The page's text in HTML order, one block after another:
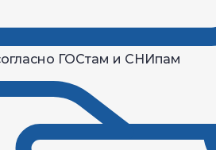
ГОСтам и СНИпам